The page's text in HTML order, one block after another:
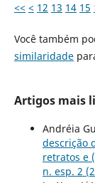
<< < 12 13 14 15
Você também
similaridade
Artigos mais
Andréia
descrição
retratos e
n. esp. 2